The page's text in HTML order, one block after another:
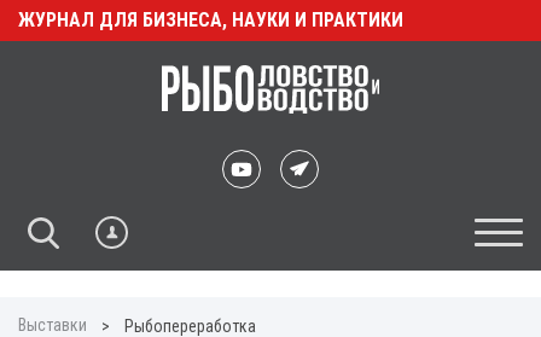
ЖУРНАЛ ДЛЯ БИЗНЕСА, НАУКИ И ПРАКТИКИ
Выставки > Рыбопереработка